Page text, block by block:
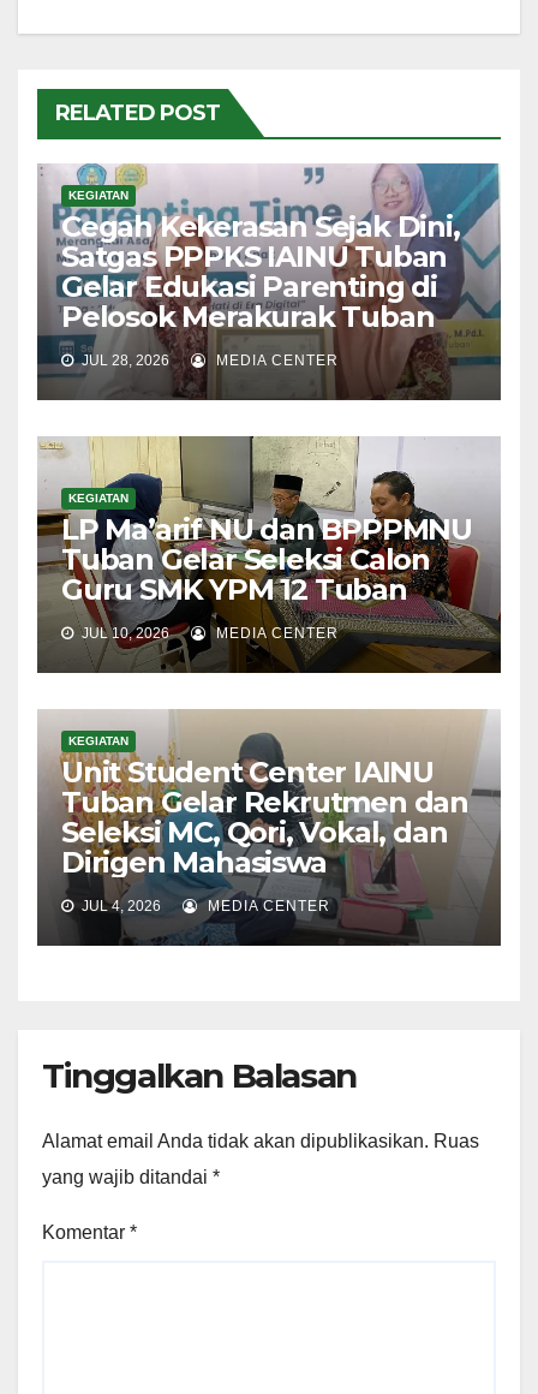
RELATED POST
KEGIATAN
Cegah Kekerasan Sejak Dini,
Satgas PPPKS IAINU Tuban
Gelar Edukasi Parenting di
Pelosok Merakurak Tuban
JUL 28, 2026 MEDIA CENTER
KEGIATAN
LP Ma’arif NU dan BPPPMNU
Tuban Gelar Seleksi Calon
Guru SMK YPM 12 Tuban
JUL 10, 2026 MEDIA CENTER
KEGIATAN
Unit Student Center IAINU
Tuban Gelar Rekrutmen dan
Seleksi MC, Qori, Vokal, dan
Dirigen Mahasiswa
JUL 4, 2026 MEDIA CENTER
Tinggalkan Balasan
Alamat email Anda tidak akan dipublikasikan. Ruas
yang wajib ditandai *
Komentar *